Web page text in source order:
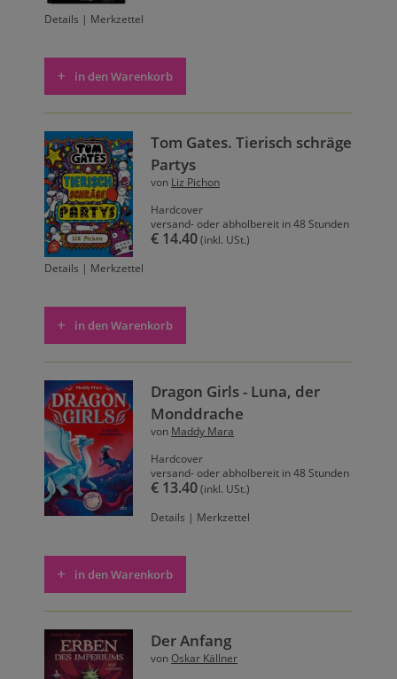
Details | Merkzettel
in den Warenkorb
Tom Gates. Tierisch schräge
Partys
von Liz Pichon
Hardcover
versand- oder abholbereit in 48 Stunden
€ 14.40 (inkl. USt.)
Details | Merkzettel
in den Warenkorb
Dragon Girls - Luna, der
Monddrache
von Maddy Mara
Hardcover
versand- oder abholbereit in 48 Stunden
€ 13.40 (inkl. USt.)
Details | Merkzettel
in den Warenkorb
Der Anfang
von Oskar Källner